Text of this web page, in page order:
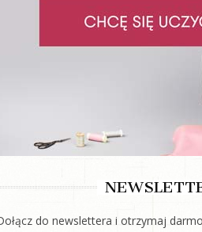
do newslettera i otrzymaj